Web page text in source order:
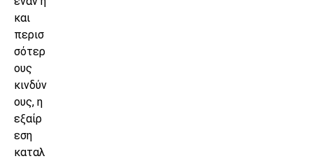
και
περισ
σότερ
ους
κινδύν
ους, η
εξαίρ
εση
καταλ